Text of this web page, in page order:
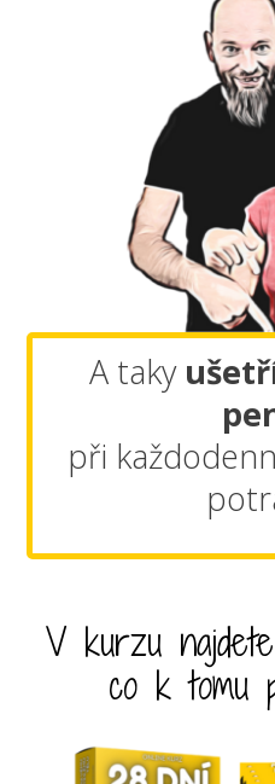
A taky
při
V kurzu najdete
co k tomu